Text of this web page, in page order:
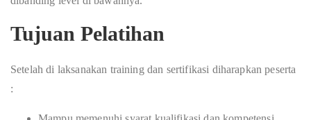
Tujuan Pelatihan
Setelah di laksanakan training dan sertifikasi diharapkan peserta
: